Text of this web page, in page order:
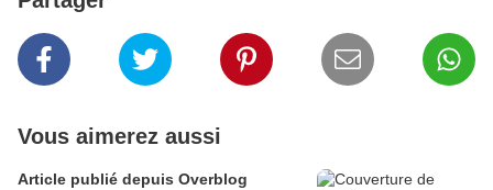
Vous aimerez aussi
Article publié depuis Overblog